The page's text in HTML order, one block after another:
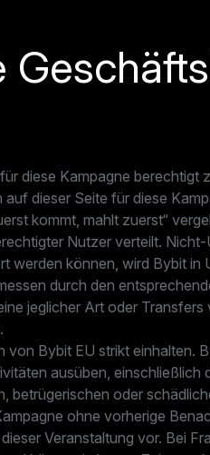
diese Kampagne berechtigt
dieser Seite für diese
kommt, mahlt zuerst“
Nutzer verteilt.
werden können, wird Bybit
durch den
jeglicher Art oder
Bybit EU strikt einhalten.
ausüben,
betrügerischen oder
ohne vorherige
Veranstaltung vor. Bei